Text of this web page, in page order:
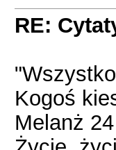
RE:
Kogoś
Melanż